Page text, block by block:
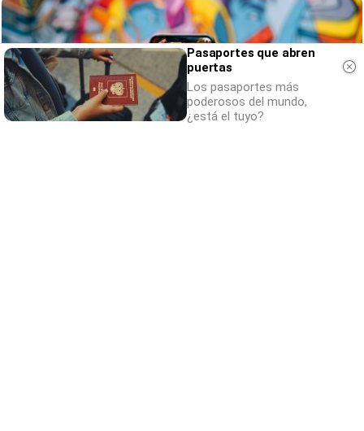
Pasaportes que abren
puertas
Los pasaportes más
poderosos del mundo,
¿está el tuyo?